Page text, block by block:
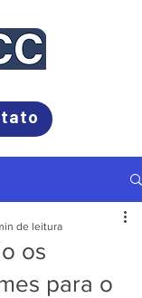
os
para o
de leitura